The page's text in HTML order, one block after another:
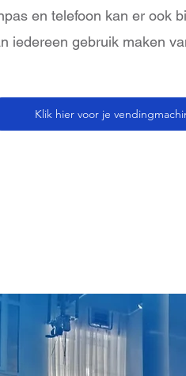
en telefoon kan er ook
iedereen gebruik maken
Klik hier voor je